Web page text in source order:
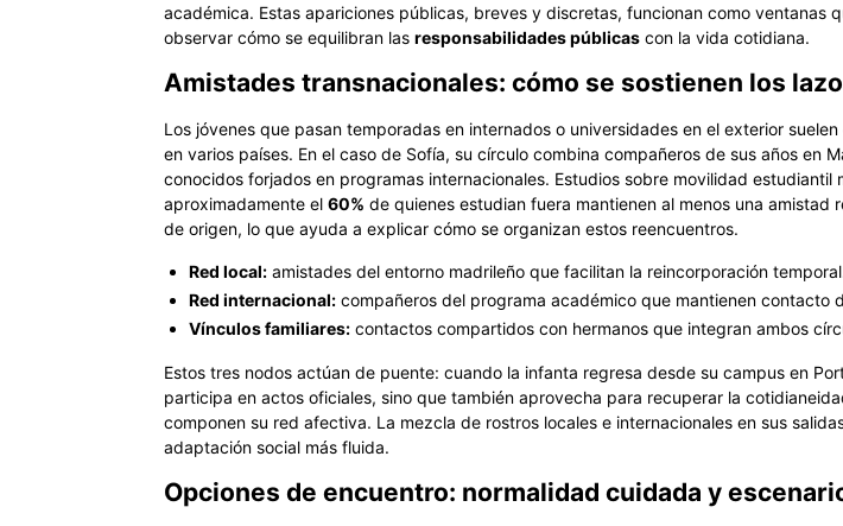
académica. Estas apariciones públicas, breves y discretas, funcionan como ventanas
observar cómo se equilibran las responsabilidades públicas con la vida cotidiana.
Amistades transnacionales: cómo se sostienen los
Los jóvenes que pasan temporadas en internados o universidades en el exterior
en varios países. En el caso de Sofía, su círculo combina compañeros de sus años en
conocidos forjados en programas internacionales. Estudios sobre movilidad estudiantil
aproximadamente el 60% de quienes estudian fuera mantienen al menos una amistad
de origen, lo que ayuda a explicar cómo se organizan estos reencuentros.
Red local: amistades del entorno madrileño que facilitan la reincorporación
Red internacional: compañeros del programa académico que mantienen contacto
Vínculos familiares: contactos compartidos con hermanos que integran ambos
Estos tres nodos actúan de puente: cuando la infanta regresa desde su campus en
participa en actos oficiales, sino que también aprovecha para recuperar la
componen su red afectiva. La mezcla de rostros locales e internacionales en sus
adaptación social más fluida.
Opciones de encuentro: normalidad cuidada y